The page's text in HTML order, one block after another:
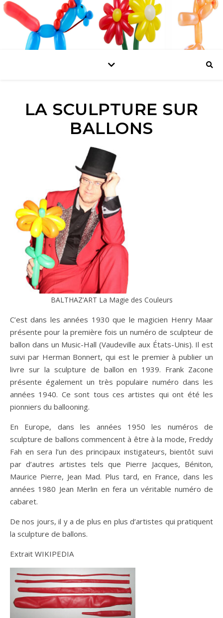
LA SCULPTURE SUR
BALLONS
BALTHAZ’ART La Magie des Couleurs
C’est dans les années 1930 que le magicien Henry Maar
présente pour la première fois un numéro de sculpteur de
ballon dans un Music-Hall (Vaudeville aux États-Unis). Il est
suivi par Herman Bonnert, qui est le premier à publier un
livre sur la sculpture de ballon en 1939. Frank Zacone
présente également un très populaire numéro dans les
années 1940. Ce sont tous ces artistes qui ont été les
pionniers du ballooning.
En Europe, dans les années 1950 les numéros de
sculpture de ballons commencent à être à la mode, Freddy
Fah en sera l’un des principaux instigateurs, bientôt suivi
par d’autres artistes tels que Pierre Jacques, Béniton,
Maurice Pierre, Jean Mad. Plus tard, en France, dans les
années 1980 Jean Merlin en fera un véritable numéro de
cabaret.
De nos jours, il y a de plus en plus d’artistes qui pratiquent
la sculpture de ballons.
Extrait WIKIPEDIA